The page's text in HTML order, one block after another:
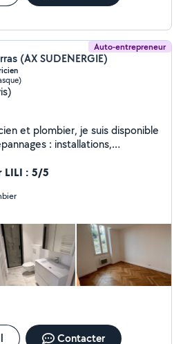
Auto-entrepreneur
(AX SUDENERGIE)
: installations,
et soigné, avec des
plus d'infos ou un devis ! À bientôt, Adrien
LILI : 5/5
Contacter